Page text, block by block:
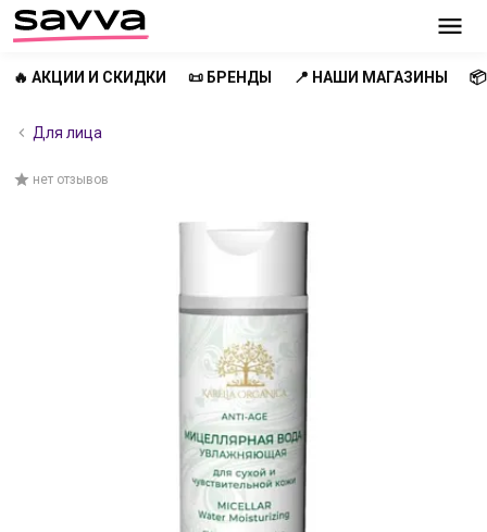
🔥 АКЦИИ И СКИДКИ 📜 БРЕНДЫ 📍 НАШИ МАГАЗИНЫ
Для лица
нет отзывов